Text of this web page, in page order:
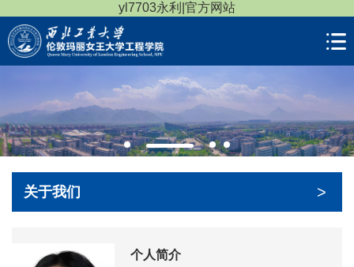
yl7703永利|官方网站
关于我们 >
个人简介